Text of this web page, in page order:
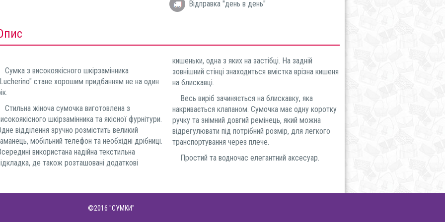
Відправка "день в день"
з високоякісного шкірзамінника
стане хорошим придбанням не на один
жіноча сумочка виготовлена з
шкірзамінника та якісної фурнітури.
відділення зручно розмістить великий
мобільний телефон та необхідні дрібниці.
використана надійна текстильна
де також розташовані додаткові
кишеньки, одна з яких на застібці. На задній
зовнішний стінці знаходиться вмістка врізна кишеня
на блискавці.
Весь виріб зачиняється на блискавку, яка
накривається клапаном. Сумочка має одну коротку
ручку та знімний довгий ремінець, який можна
відрегулювати під потрібний розмір, для легкого
транспортування через плече.
Простий та водночас елегантний аксесуар.
©2016 "СУМКИ"